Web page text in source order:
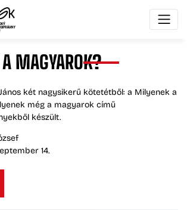
A MAGYAROK?
két nagysikerű kötetétből: a Milyenek a
még a magyarok című
készült.
14.